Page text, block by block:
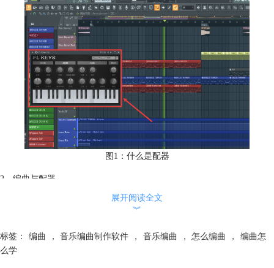
图1：什么是配器
2、编曲与配器
编曲是对一首歌的整体编排，其中包括了和声走向、节奏设计、段落结构
等等步骤。而配器就专门负责将不同声部分配给不同乐器，决定钢琴弹什
不开出色的配器，对于刚学习编曲的同学，只要将两者平衡起来，就可以
做出好听的音乐作品。
展开阅读全文
︾
标签： 编曲 ， 音乐编曲制作软件 ， 音乐编曲 ， 怎么编曲 ，
编曲怎
么学